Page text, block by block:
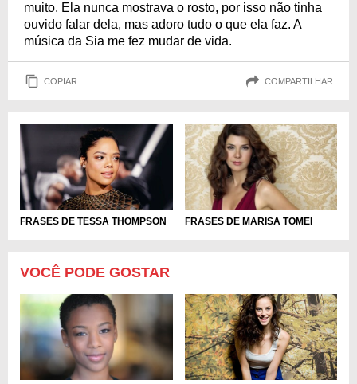
muito. Ela nunca mostrava o rosto, por isso não tinha
ouvido falar dela, mas adoro tudo o que ela faz. A
música da Sia me fez mudar de vida.
COPIAR COMPARTILHAR
FRASES DE TESSA THOMPSON FRASES DE MARISA TOMEI
VOCÊ PODE GOSTAR